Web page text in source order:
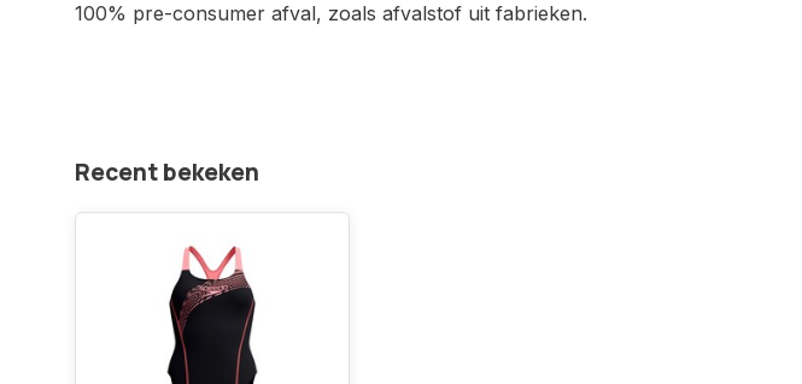
100% pre-consumer afval, zoals afvalstof uit fabrieken.
Recent bekeken